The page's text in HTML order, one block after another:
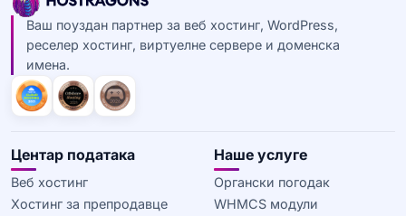
Ваш поуздан партнер за веб хостинг, WordPress,
реселер хостинг, виртуелне сервере и доменска
имена.
Центар података
Веб хостинг
Хостинг за препродавце
Наше услуге
Органски погодак
WHMCS модули